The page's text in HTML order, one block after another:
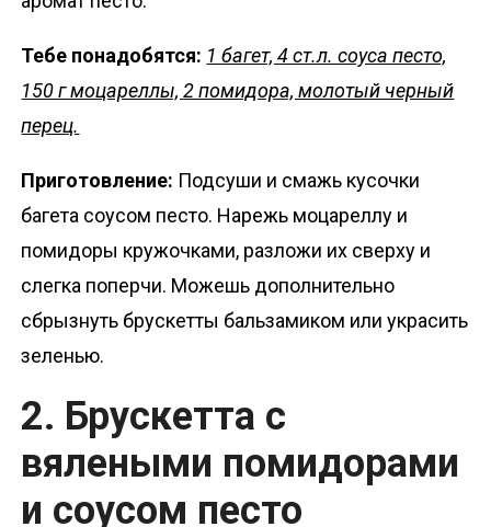
Тебе понадобятся: 1 багет, 4 ст.л. соуса песто,
150 г моцареллы, 2 помидора, молотый черный
перец.
Приготовление: Подсуши и смажь кусочки
багета соусом песто. Нарежь моцареллу и
помидоры кружочками, разложи их сверху и
слегка поперчи. Можешь дополнительно
сбрызнуть брускетты бальзамиком или украсить
зеленью.
2. Брускетта с
вялеными помидорами
и соусом песто